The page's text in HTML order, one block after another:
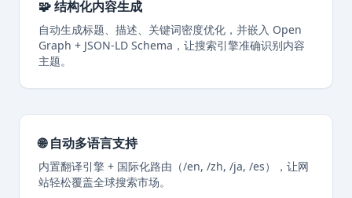
🧩 结构化内容生成
自动生成标题、描述、关键词密度优化，并嵌入 Open
Graph + JSON-LD Schema，让搜索引擎准确识别内容
主题。
🌐 自动多语言支持
内置翻译引擎 + 国际化路由（/en, /zh, /ja, /es），让网
站轻松覆盖全球搜索市场。